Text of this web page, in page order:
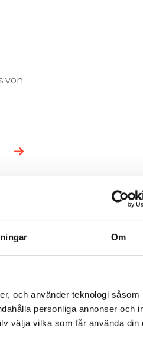
Om
och använder teknologi såsom
personliga annonser och
välja vilka som får använda din
von